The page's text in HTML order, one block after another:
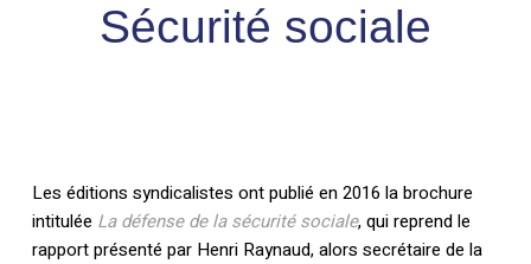
Sécurité sociale
Les éditions syndicalistes ont publié en 2016 la brochure
intitulée La défense de la sécurité sociale, qui reprend le
rapport présenté par Henri Raynaud, alors secrétaire de la